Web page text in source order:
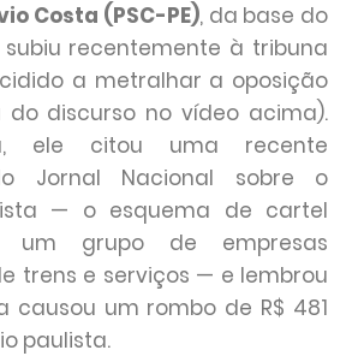
Costa (PSC-PE), da base do
subiu recentemente à tribuna
a metralhar a oposição
discurso no vídeo acima).
ele citou uma recente
Jornal Nacional sobre o
— o esquema de cartel
um grupo de empresas
trens e serviços — e lembrou
causou um rombo de R$ 481
paulista.